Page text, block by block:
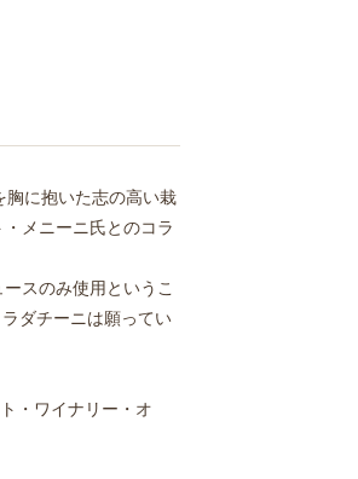
に抱いた志の高い栽
メニーニ氏とのコラ
スのみ使用というこ
ダチーニは願ってい
・ワイナリー・オ